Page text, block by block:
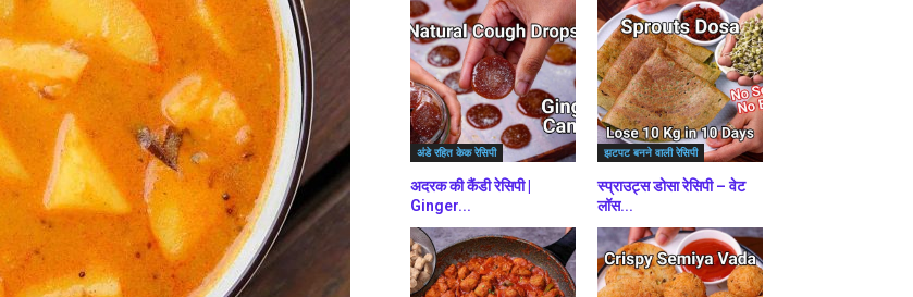
अंडे रहित केक रेसिपी
अदरक की कैंडी रेसिपी |
Ginger...
झटपट बनने वाली रेसिपी
स्प्राउट्स डोसा रेसिपी – वेट
लॉस...